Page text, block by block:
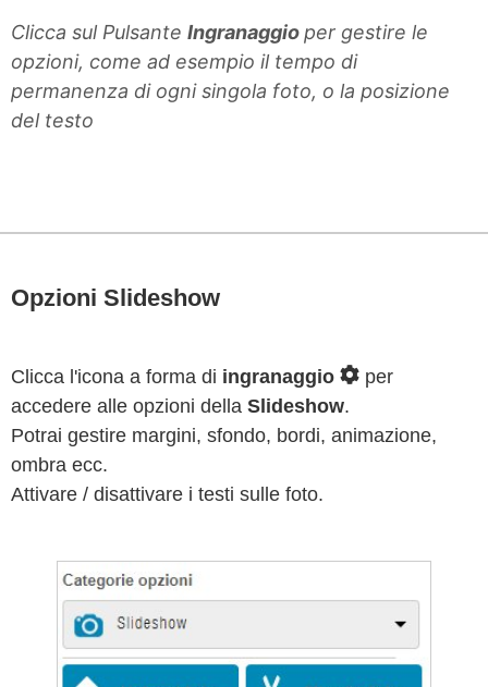
Clicca sul Pulsante Ingranaggioper gestire le
opzioni, come ad esempio il tempo di
permanenza di ogni singola foto, o la posizione
del testo
Opzioni Slideshow
Clicca l'icona a forma di ingranaggio
per
accedere alle opzioni della Slideshow.
Potrai gestire margini, sfondo, bordi, animazione,
ombra ecc.
Attivare / disattivare i testi sulle foto.